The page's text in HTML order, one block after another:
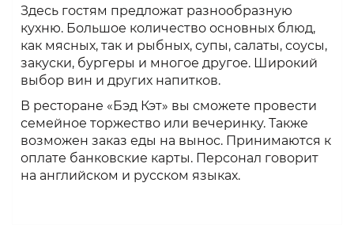
Здесь гостям предложат разнообразную
кухню. Большое количество основных блюд,
как мясных, так и рыбных, супы, салаты, соусы,
закуски, бургеры и многое другое. Широкий
выбор вин и других напитков.
В ресторане «Бэд Кэт» вы сможете провести
семейное торжество или вечеринку. Также
возможен заказ еды на вынос. Принимаются к
оплате банковские карты. Персонал говорит
на английском и русском языках.